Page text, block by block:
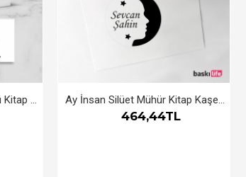
Kedi Otomatik Kitap Mührü Kitap Damgası Kişiye Özel Kaşe Ay İnsan Silüet Mühür Kitap Kaşesi, Kitap Damgası, Kitap Mührü
464,44TL